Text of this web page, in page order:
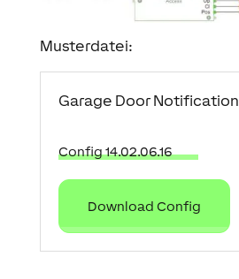
Musterdatei:
Garage Door Notification
Config 14.02.06.16
Download Config